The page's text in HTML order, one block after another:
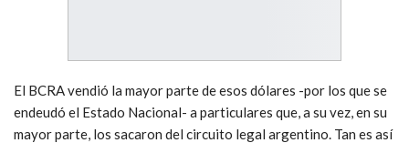
El BCRA vendió la mayor parte de esos dólares -por los que se
endeudó el Estado Nacional- a particulares que, a su vez, en su
mayor parte, los sacaron del circuito legal argentino. Tan es así